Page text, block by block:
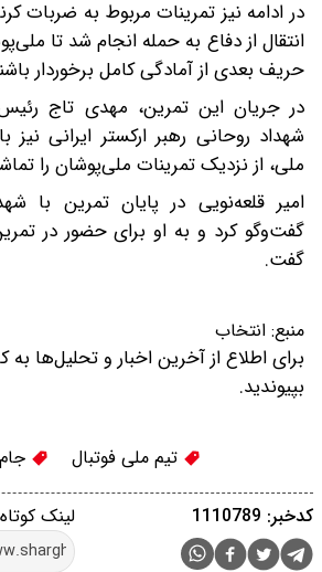
در ادامه نیز تمرینات مربوط به ضربات
انتقال از دفاع به حمله انجام شد تا
حریف بعدی از آمادگی کامل برخوردار
در جریان این تمرین، مهدی تاج رئیس
شهداد روحانی رهبر ارکستر ایرانی
ملی، از نزدیک تمرینات ملی‌پوشان را
امیر قلعه‌نویی در پایان تمرین با
گفت‌وگو کرد و به او برای حضور در
گفت.
منبع: انتخاب
برای اطلاع از آخرین اخبار و تحلیل‌ها به
بپیوندید.
تیم ملی فوتبال
لینک کوتاه کدخبر: 1110789